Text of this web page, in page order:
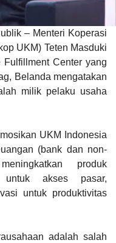
– Menteri Koperasi
UKM) Teten Masduki
Center yang
Belanda mengatakan
milik pelaku usaha
UKM Indonesia
(bank dan non-
produk
untuk akses pasar,
untuk produktivitas
adalah salah